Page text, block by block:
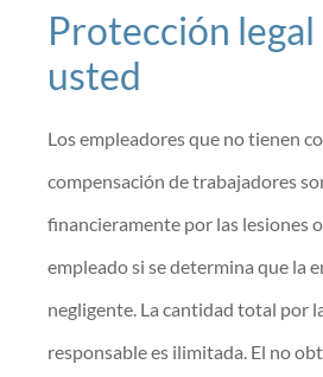
Protección legal
usted
Los empleadores que no tienen
compensación de trabajadores
financieramente por las lesiones
empleado si se determina que la
negligente. La cantidad total por
responsable es ilimitada. El no